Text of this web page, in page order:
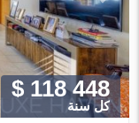
$ 118 448
كل سنة